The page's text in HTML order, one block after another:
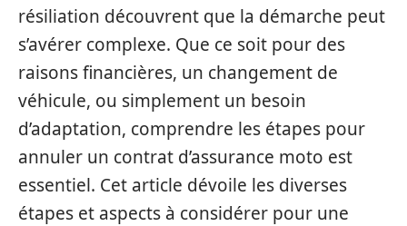
résiliation découvrent que la démarche peut
s’avérer complexe. Que ce soit pour des
raisons financières, un changement de
véhicule, ou simplement un besoin
d’adaptation, comprendre les étapes pour
annuler un contrat d’assurance moto est
essentiel. Cet article dévoile les diverses
étapes et aspects à considérer pour une